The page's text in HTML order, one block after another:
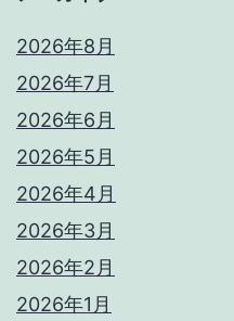
2026年8月
2026年7月
2026年6月
2026年5月
2026年4月
2026年3月
2026年2月
2026年1月